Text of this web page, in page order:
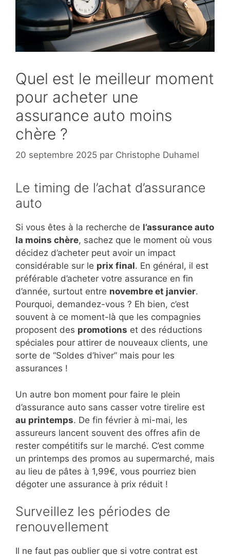
Quel est le meilleur moment
pour acheter une
assurance auto moins
chère ?
20 septembre 2025 par Christophe Duhamel
Le timing de l’achat d’assurance
auto
Si vous êtes à la recherche de l’assurance auto
la moins chère, sachez que le moment où vous
décidez d’acheter peut avoir un impact
considérable sur le prix final. En général, il est
préférable d’acheter votre assurance en fin
d’année, surtout entre novembre et janvier.
Pourquoi, demandez-vous ? Eh bien, c’est
souvent à ce moment-là que les compagnies
proposent des promotions et des réductions
spéciales pour attirer de nouveaux clients, une
sorte de “Soldes d’hiver” mais pour les
assurances !
Un autre bon moment pour faire le plein
d’assurance auto sans casser votre tirelire est
au printemps. De fin février à mi-mai, les
assureurs lancent souvent des offres afin de
rester compétitifs sur le marché. C’est comme
un printemps des promos au supermarché, mais
au lieu de pâtes à 1,99€, vous pourriez bien
dégoter une assurance à prix réduit !
Surveillez les périodes de
renouvellement
Il ne faut pas oublier que si votre contrat est